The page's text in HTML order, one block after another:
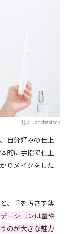
出典：adobestock
自分好みの仕上
的に手指で仕上
りメイクをした
、手を汚さず薄
ーションは量や
のが大きな魅力